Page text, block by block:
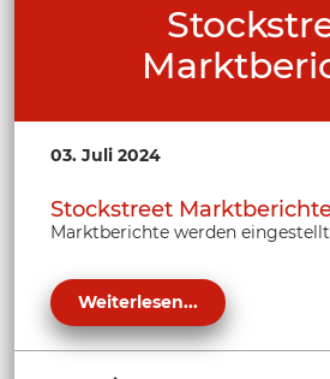
03. Juli 2024
Stockstreet
Marktberichte werden eingestellt
Weiterlesen...